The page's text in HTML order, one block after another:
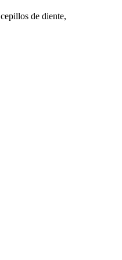
de diente,